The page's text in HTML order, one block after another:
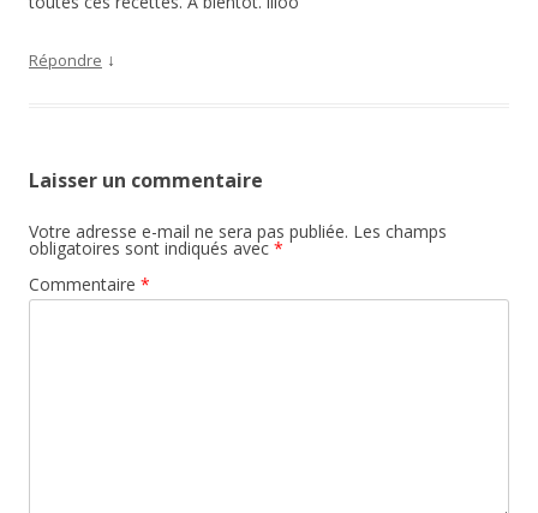
Répondre ↓
Laisser un commentaire
Votre adresse e-mail ne sera pas publiée. Les champs
obligatoires sont indiqués avec *
Commentaire *